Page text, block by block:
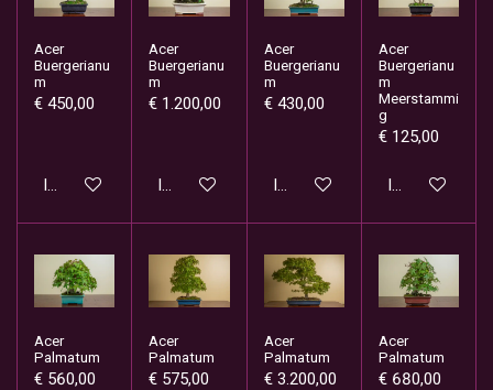
Acer
Buergerianu
m
€ 450,00
In winkelwagen
Acer
Buergerianu
m
€ 1.200,00
In winkelwagen
Acer
Buergerianu
m
€ 430,00
In winkelwagen
Acer
Buergerianu
m
Meerstammi
g
€ 125,00
In
Acer
Palmatum
€ 560,00
Acer
Palmatum
€ 575,00
Acer
Palmatum
€ 3.200,00
Acer
Palmatum
€ 680,00